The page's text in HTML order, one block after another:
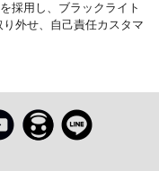
採用し、ブラックライト
外せ、自己責任カスタマ